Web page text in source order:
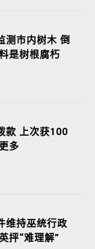
测市内树木 倒
是树根腐朽
款 上次获100
多
维持巫统行政
抨“难理解”